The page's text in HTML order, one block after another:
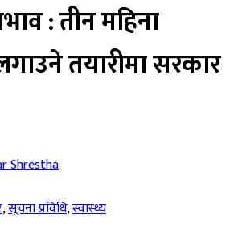
: तीन महिना
तयारीमा सरकार
Shrestha
,सूचना प्रविधि,स्वास्थ्य